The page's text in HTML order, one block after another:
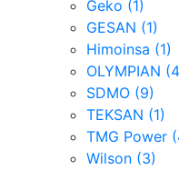
Geko (1)
GESAN (1)
Himoinsa (1)
OLYMPIAN
SDMO (9)
TEKSAN (1)
TMG Power
Wilson (3)